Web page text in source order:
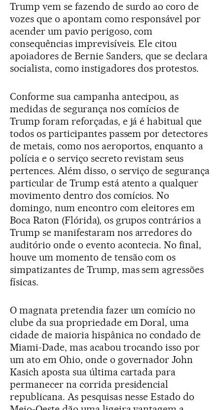
Trump vem se fazendo de surdo ao coro de
vozes que o apontam como responsável por
acender um pavio perigoso, com
consequências imprevisíveis. Ele citou
apoiadores de Bernie Sanders, que se declara
socialista, como instigadores dos protestos.
Conforme sua campanha antecipou, as
medidas de segurança nos comícios de
Trump foram reforçadas, e já é habitual que
todos os participantes passem por detectores
de metais, como nos aeroportos, enquanto a
polícia e o serviço secreto revistam seus
pertences. Além disso, o serviço de segurança
particular de Trump está atento a qualquer
movimento dentro dos comícios. No
domingo, num encontro com eleitores em
Boca Raton (Flórida), os grupos contrários a
Trump se manifestaram nos arredores do
auditório onde o evento acontecia. No final,
houve um momento de tensão com os
simpatizantes de Trump, mas sem agressões
físicas.
O magnata pretendia fazer um comício no
clube da sua propriedade em Doral, uma
cidade de maioria hispânica no condado de
Miami-Dade, mas acabou trocando isso por
um ato em Ohio, onde o governador John
Kasich aposta sua última cartada para
permanecer na corrida presidencial
republicana. As pesquisas nesse Estado do